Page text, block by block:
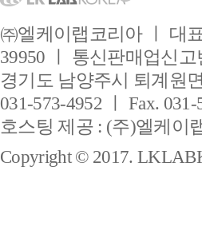
㈜엘케이랩코리아 ㅣ 대
39950 ㅣ 통신판매업신
경기도 남양주시 퇴계원
031-573-4952 ㅣ Fax.
호스팅 제공 : (주)엘케이
Copyright © 2017.